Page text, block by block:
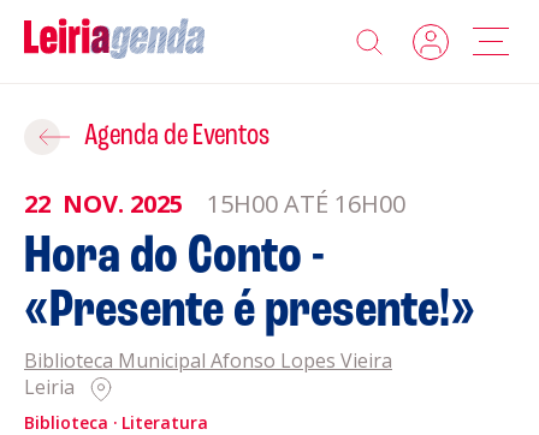
Agenda
Sobre a Leiriagenda
Promotores
Clubes Desportivos
Contactos
Agenda de Eventos
22 NOV. 2025 15H00 ATÉ 16H00
Hora do Conto -
«Presente é presente!»
Biblioteca Municipal Afonso Lopes Vieira
Leiria
Biblioteca Literatura
Adicionar ao Roteiro
ROTEIROS EXISTENTES
CRIAR NOVO